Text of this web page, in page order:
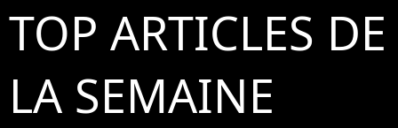
TOP ARTICLES DE
LA SEMAINE